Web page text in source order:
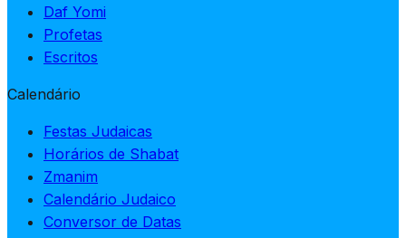
Daf Yomi
Profetas
Escritos
Calendário
Festas Judaicas
Horários de Shabat
Zmanim
Calendário Judaico
Conversor de Datas